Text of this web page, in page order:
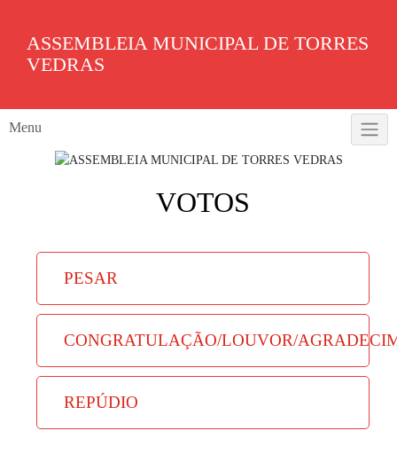
contentASSEMBLEIA MUNICIPAL DE TORRES
VEDRAS
Menu
VOTOS
PESAR
CONGRATULAÇÃO/LOUVOR/
REPÚDIO